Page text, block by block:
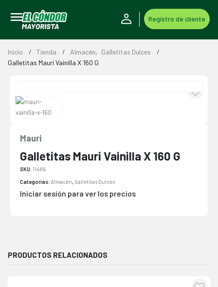
Registro de cliente
Inicio Tienda Almacén, Galletitas Dulces
Galletitas Mauri Vainilla X 160 G
Mauri
Galletitas Mauri Vainilla X 160 G
SKU: 11486
Categorías: Almacén, Galletitas Dulces
Iniciar sesión para ver los precios
PRODUCTOS RELACIONADOS